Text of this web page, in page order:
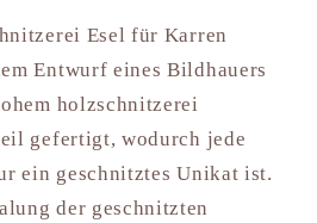
Esel für Karren
Entwurf eines Bildhauers
holzschnitzerei
gefertigt, wodurch jede
ein geschnitztes Unikat ist.
der geschnitzten